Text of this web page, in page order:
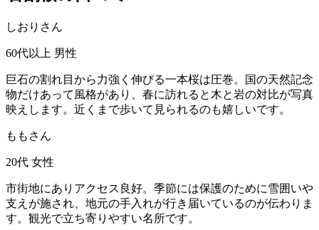
しおりさん
60代以上 男性
巨石の割れ目から力強く伸びる一本桜は圧巻。国の天然記念
物だけあって風格があり、春に訪れると木と岩の対比が写真
映えします。近くまで歩いて見られるのも嬉しいです。
ももさん
20代 女性
市街地にありアクセス良好。季節には保護のために雪囲いや
支えが施され、地元の手入れが行き届いているのが伝わりま
す。観光で立ち寄りやすい名所です。